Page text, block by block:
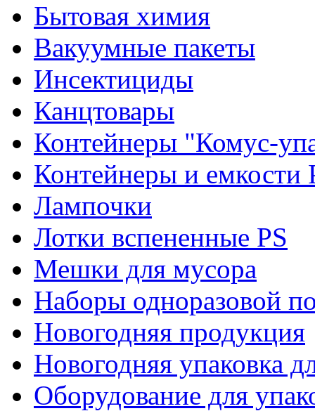
Бытовая химия
Вакуумные пакеты
Инсектициды
Канцтовары
Контейнеры "Комус-
Контейнеры и емкости
Лампочки
Лотки вспененные PS
Мешки для мусора
Наборы одноразовой
Новогодняя продукция
Новогодняя упаковка
Оборудование для